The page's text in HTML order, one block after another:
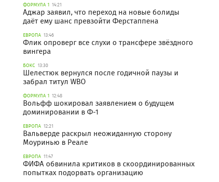
ФОРМУЛА 1 14:21
Аджар заявил, что переход на новые болиды
даёт ему шанс превзойти Ферстаппена
ЕВРОПА 13:46
Флик опроверг все слухи о трансфере звёздного
вингера
БОКС 13:30
Шелестюк вернулся после годичной паузы и
забрал титул WBO
ФОРМУЛА 1 12:48
Вольфф шокировал заявлением о будущем
доминировании в Ф-1
ЕВРОПА 12:21
Вальверде раскрыл неожиданную сторону
Моуринью в Реале
ЕВРОПА 11:47
ФИФА обвинила критиков в скоординированных
попытках подорвать организацию